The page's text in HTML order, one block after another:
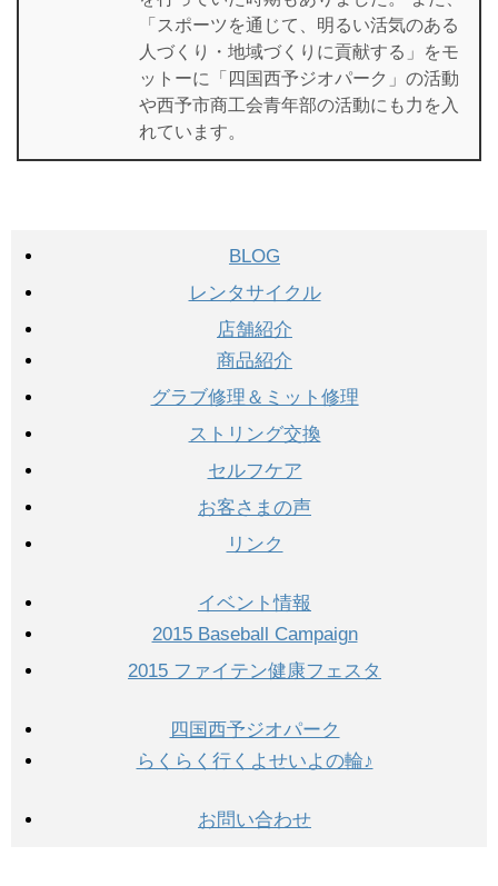
「スポーツを通じて、明るい活気のある
人づくり・地域づくりに貢献する」をモ
ットーに「四国西予ジオパーク」の活動
や西予市商工会青年部の活動にも力を入
れています。
BLOG
レンタサイクル
店舗紹介
商品紹介
グラブ修理＆ミット修理
ストリング交換
セルフケア
お客さまの声
リンク
イベント情報
2015 Baseball Campaign
2015 ファイテン健康フェスタ
四国西予ジオパーク
らくらく行くよせいよの輪♪
お問い合わせ